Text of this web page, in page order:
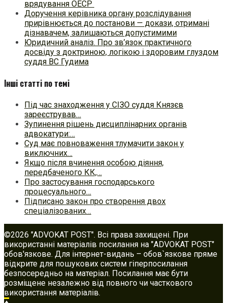
врядування ОЕСР
Доручення керівника органу розслідування
прирівнюється до постанови — докази, отримані
дізнавачем, залишаються допустимими
Юридичний аналіз. Про зв’язок практичного
досвіду з доктриною, логікою і здоровим глуздом
суддя ВС Гудима
Інші статті по темі
Під час знаходження у СІЗО суддя Князєв
зареєстрував…
Зупинення рішень дисциплінарних органів
адвокатури:…
Суд має повноваження тлумачити закон у
виключних…
Якщо після вчинення особою діяння,
передбаченого КК,…
Про застосування господарського
процесуального…
Підписано закон про створення двох
спеціалізованих…
©2026 "ADVOKAT POST". Всі права захищені. При
використанні матеріалів посилання на "ADVOKAT POST"
обов'язкове. Для інтернет-видань – обов`язкове пряме
відкрите для пошукових систем гіперпосилання
безпосередньо на матеріал. Посилання має бути
розміщене незалежно від повного чи часткового
використання матеріалів.